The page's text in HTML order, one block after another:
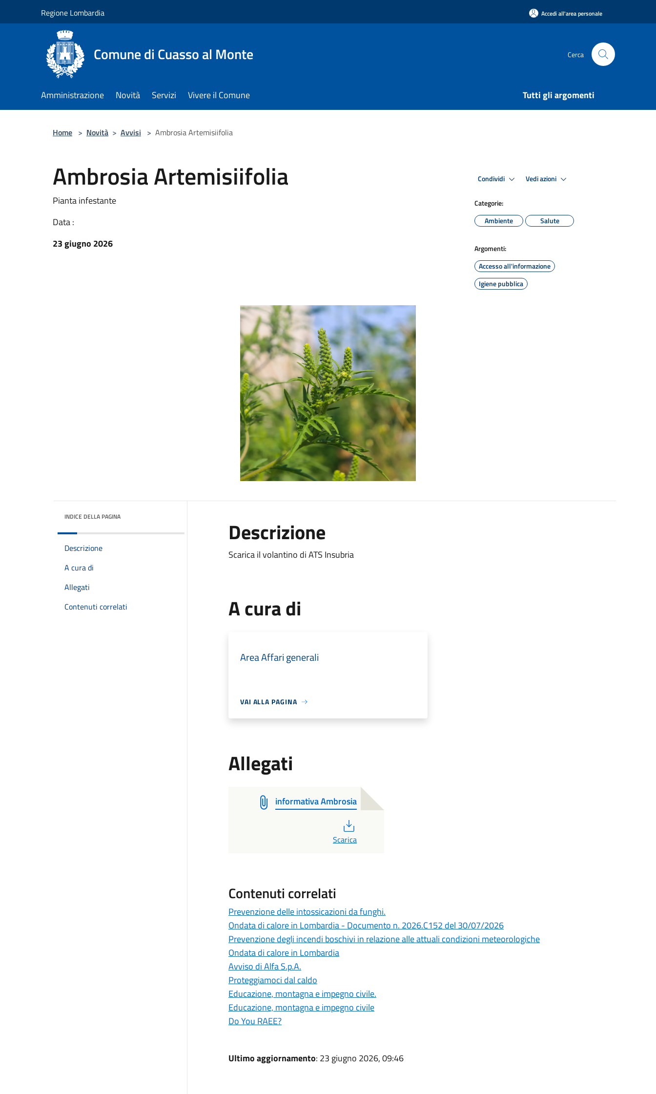
Regione Lombardia Accedi all'area personale
Comune di Cuasso al Monte Cerca
Amministrazione Novità Servizi Vivere il Comune Tutti gli argomenti
Home > Novità > Avvisi > Ambrosia Artemisiifolia
Ambrosia Artemisiifolia
Pianta infestante
Data :
23 giugno 2026
Condividi Vedi azioni
Categorie:
Ambiente
Salute
Argomenti:
Accesso all'informazione
Igiene pubblica
INDICE DELLA PAGINA
Descrizione
A cura di
Allegati
Contenuti correlati
Descrizione
Scarica il volantino di ATS Insubria
A cura di
Area Affari generali
VAI ALLA PAGINA
Allegati
informativa Ambrosia
Scarica
Contenuti correlati
Prevenzione delle intossicazioni da funghi.
Ondata di calore in Lombardia - Documento n. 2026.C152 del 30/07/2026
Prevenzione degli incendi boschivi in relazione alle attuali condizioni meteorologiche
Ondata di calore in Lombardia
Avviso di Alfa S.p.A.
Proteggiamoci dal caldo
Educazione, montagna e impegno civile.
Educazione, montagna e impegno civile
Do You RAEE?
Ultimo aggiornamento: 23 giugno 2026, 09:46